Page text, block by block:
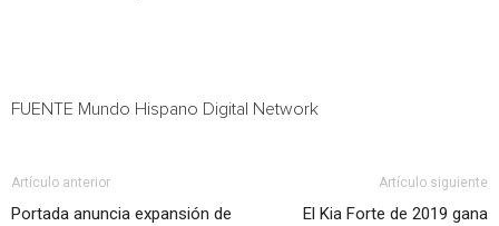
FUENTE Mundo Hispano Digital Network
Artículo anterior
Portada anuncia expansión de
Artículo siguiente
El Kia Forte de 2019 gana